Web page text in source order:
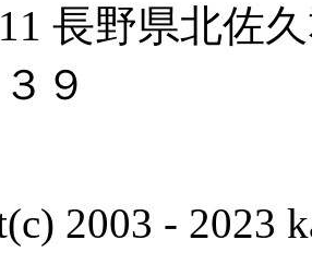
長野県北佐
９
2003 - 2023